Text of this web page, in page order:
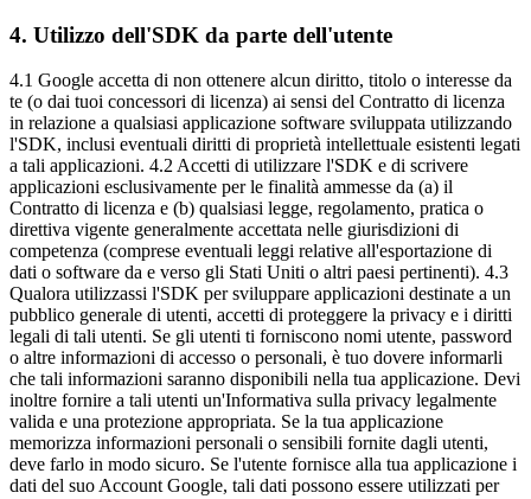
4. Utilizzo dell'SDK da parte dell'utente
4.1 Google accetta di non ottenere alcun diritto, titolo o interesse da
te (o dai tuoi concessori di licenza) ai sensi del Contratto di licenza
in relazione a qualsiasi applicazione software sviluppata utilizzando
l'SDK, inclusi eventuali diritti di proprietà intellettuale esistenti legati
a tali applicazioni. 4.2 Accetti di utilizzare l'SDK e di scrivere
applicazioni esclusivamente per le finalità ammesse da (a) il
Contratto di licenza e (b) qualsiasi legge, regolamento, pratica o
direttiva vigente generalmente accettata nelle giurisdizioni di
competenza (comprese eventuali leggi relative all'esportazione di
dati o software da e verso gli Stati Uniti o altri paesi pertinenti). 4.3
Qualora utilizzassi l'SDK per sviluppare applicazioni destinate a un
pubblico generale di utenti, accetti di proteggere la privacy e i diritti
legali di tali utenti. Se gli utenti ti forniscono nomi utente, password
o altre informazioni di accesso o personali, è tuo dovere informarli
che tali informazioni saranno disponibili nella tua applicazione. Devi
inoltre fornire a tali utenti un'Informativa sulla privacy legalmente
valida e una protezione appropriata. Se la tua applicazione
memorizza informazioni personali o sensibili fornite dagli utenti,
deve farlo in modo sicuro. Se l'utente fornisce alla tua applicazione i
dati del suo Account Google, tali dati possono essere utilizzati per